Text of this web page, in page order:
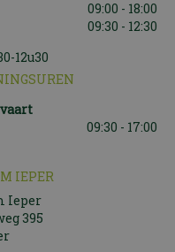
09:00 - 18:00
09:30 - 12:30
12u30
09:30 - 17:00
IEPER
Ieper
395